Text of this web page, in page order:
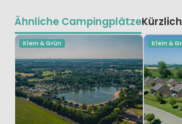
Ähnliche Campingplätze
Klein & Grün Klein &